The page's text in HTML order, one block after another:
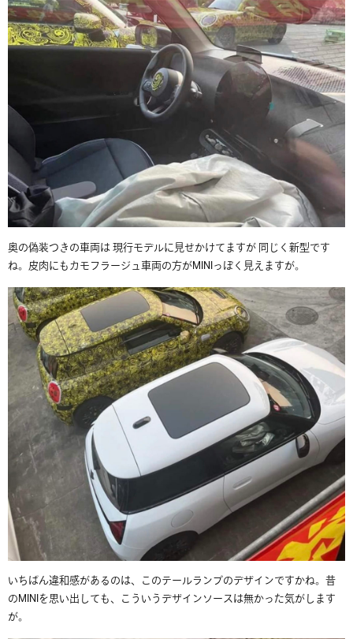
奥の偽装つきの車両は 現行モデルに見せかけてますが 同じく新型です
ね。皮肉にもカモフラージュ車両の方がMINIっぽく見えますが。
いちばん違和感があるのは、このテールランプのデザインですかね。昔
のMINIを思い出しても、こういうデザインソースは無かった気がします
が。